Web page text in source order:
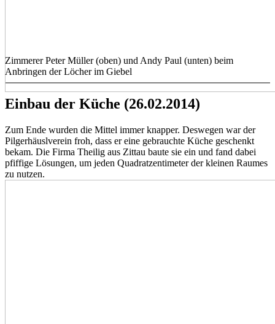
Zimmerer Peter Müller (oben) und Andy Paul (unten) beim
Anbringen der Löcher im Giebel
Einbau der Küche (26.02.2014)
Zum Ende wurden die Mittel immer knapper. Deswegen war der
Pilgerhäuslverein froh, dass er eine gebrauchte Küche geschenkt
bekam. Die Firma Theilig aus Zittau baute sie ein und fand dabei
pfiffige Lösungen, um jeden Quadratzentimeter der kleinen Raumes
zu nutzen.